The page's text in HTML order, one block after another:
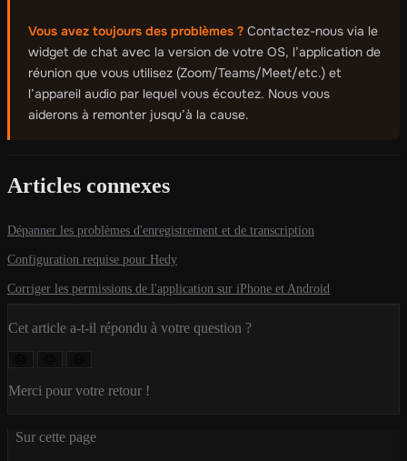
Vous avez toujours des problèmes ? Contactez-nous via le
widget de chat avec la version de votre OS, l’application de
réunion que vous utilisez (Zoom/Teams/Meet/etc.) et
l’appareil audio par lequel vous écoutez. Nous vous
aiderons à remonter jusqu’à la cause.
Articles connexes
Dépanner les problèmes d'enregistrement et de transcription
Configuration requise pour Hedy
Corriger les permissions de l'application sur iPhone et Android
Cet article a-t-il répondu à votre question ?
Merci pour votre retour !
Sur cette page